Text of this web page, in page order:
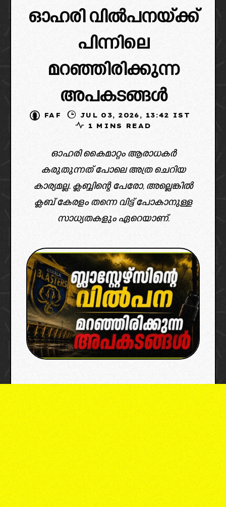
ഓഹരി വിൽപനയ്ക്ക്
പിന്നിലെ
മറഞ്ഞിരിക്കുന്ന
അപകടങ്ങൾ
FAF
JUL 03, 2026, 13:42 IST
1 MINS READ
ഓഹരി കൈമാറ്റം ആരാധകർ
കരുതുന്നത് പോലെ അത്ര ചെറിയ
കാര്യമല്ല. ക്ലബ്ബിന്റെ പേരോ, അല്ലെങ്കിൽ
ക്ലബ് കേരളം തന്നെ വിട്ട് പോകാനുള്ള
സാധ്യതകളും ഏറെയാണ്.
Kerala Blasters Sale